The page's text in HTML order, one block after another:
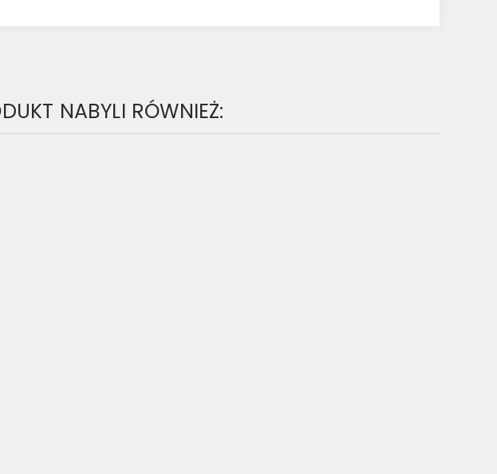
NABYLI RÓWNIEŻ: